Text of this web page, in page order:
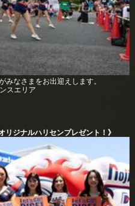
なさまをお出迎えします。
スエリア
リジナルハリセンプレゼント！》